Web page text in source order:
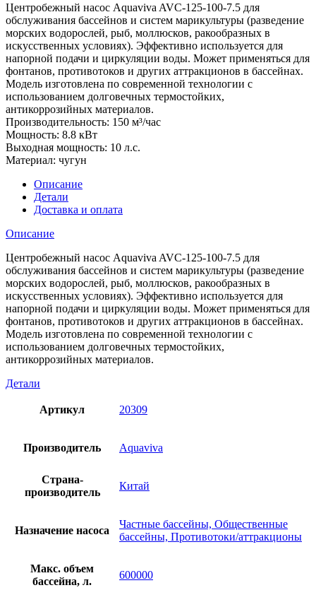
Центробежный насос Aquaviva AVC-125-100-7.5 для
обслуживания бассейнов и систем марикультуры (разведение
морских водорослей, рыб, моллюсков, ракообразных в
искусственных условиях). Эффективно используется для
напорной подачи и циркуляции воды. Может применяться для
фонтанов, противотоков и других аттракционов в бассейнах.
Модель изготовлена по современной технологии с
использованием долговечных термостойких,
антикоррозийных материалов.
Производительность: 150 м³/час
Мощность: 8.8 кВт
Выходная мощность: 10 л.с.
Материал: чугун
Описание
Детали
Доставка и оплата
Описание
Центробежный насос Aquaviva AVC-125-100-7.5 для
обслуживания бассейнов и систем марикультуры (разведение
морских водорослей, рыб, моллюсков, ракообразных в
искусственных условиях). Эффективно используется для
напорной подачи и циркуляции воды. Может применяться для
фонтанов, противотоков и других аттракционов в бассейнах.
Модель изготовлена по современной технологии с
использованием долговечных термостойких,
антикоррозийных материалов.
Детали
Артикул 20309
Производитель Aquaviva
Страна-
производитель
Китай
Назначение насоса
Частные бассейны, Общественные
бассейны, Противотоки/аттракционы
Макс. объем
бассейна, л.
600000